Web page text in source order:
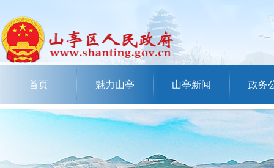
首页 魅力山亭 山亭新闻 政务